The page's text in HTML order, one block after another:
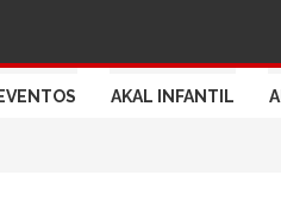
AKAL INFANTIL